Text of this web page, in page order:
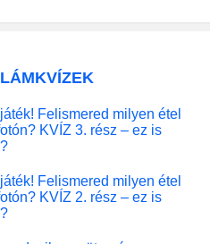
Felismered milyen étel
KVÍZ 3. rész – ez is
Felismered milyen étel
KVÍZ 2. rész – ez is